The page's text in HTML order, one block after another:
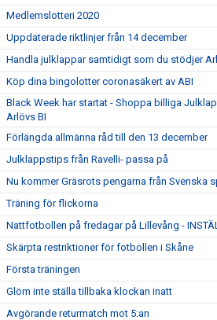
Medlemslotteri 2020
Uppdaterade riktlinjer från 14 december
Handla julklappar samtidigt som du stödjer
Köp dina bingolotter coronasäkert av ABI
Black Week har startat - Shoppa billiga
Arlövs BI
Förlängda allmänna råd till den 13 december
Julklappstips från Ravelli- passa på
Nu kommer Gräsrots pengarna från Svenska
Träning för flickorna
Nattfotbollen på fredagar på Lillevång -
Skärpta restriktioner för fotbollen i Skåne
Första träningen
Glöm inte ställa tillbaka klockan inatt
Avgörande returmatch mot 5:an